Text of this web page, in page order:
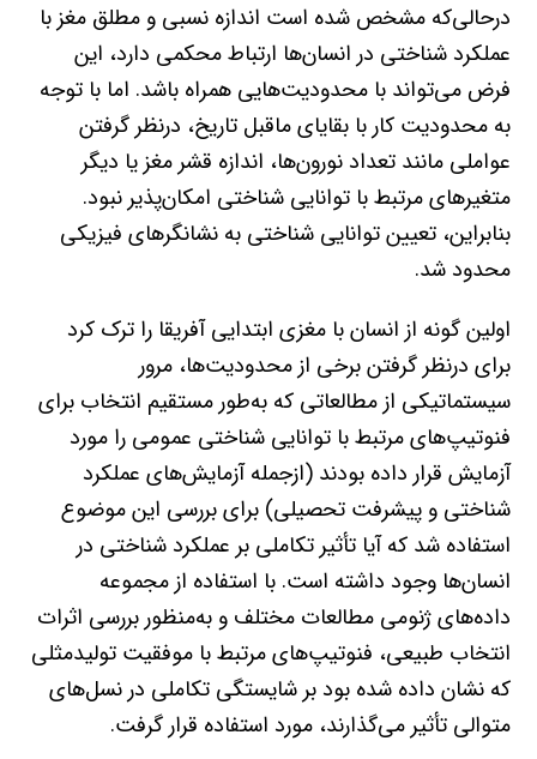
درحالی‌که مشخص شده است اندازه نسبی و مطلق مغز با
عملکرد شناختی در انسان‌ها ارتباط محکمی دارد، این
فرض می‌تواند با محدودیت‌هایی همراه باشد. اما با توجه
به محدودیت کار با بقایای ماقبل تاریخ، درنظر گرفتن
عواملی مانند تعداد نورون‌ها، اندازه قشر مغز یا دیگر
متغیرهای مرتبط با توانایی شناختی امکان‌پذیر نبود.
بنابراین، تعیین توانایی شناختی به نشانگرهای فیزیکی
محدود شد.
اولین گونه از انسان با مغزی ابتدایی آفریقا را ترک کرد
برای درنظر گرفتن برخی از محدودیت‌ها، مرور
سیستماتیکی از مطالعاتی که به‌طور مستقیم انتخاب برای
فنوتیپ‌های مرتبط با توانایی شناختی عمومی را مورد
آزمایش قرار داده بودند (ازجمله آزمایش‌های عملکرد
شناختی و پیشرفت تحصیلی) برای بررسی این موضوع
استفاده شد که آیا تأثیر تکاملی بر عملکرد شناختی در
انسان‌ها وجود داشته است. با استفاده از مجموعه
داده‌های ژنومی مطالعات مختلف و به‌منظور بررسی اثرات
انتخاب طبیعی، فنوتیپ‌های مرتبط با موفقیت تولیدمثلی
که نشان داده شده بود بر شایستگی تکاملی در نسل‌های
متوالی تأثیر می‌گذارند، مورد استفاده قرار گرفت.